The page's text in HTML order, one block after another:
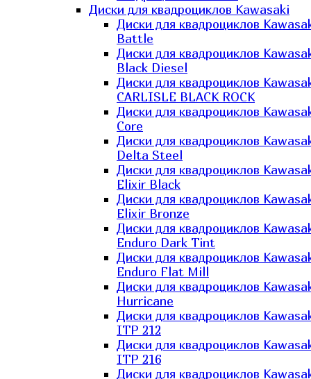
Диски для квадроциклов Kawasaki
Диски для квадроциклов
Battle
Диски для квадроциклов
Black Diesel
Диски для квадроциклов
CARLISLE BLACK ROCK
Диски для квадроциклов
Core
Диски для квадроциклов
Delta Steel
Диски для квадроциклов
Elixir Black
Диски для квадроциклов
Elixir Bronze
Диски для квадроциклов
Enduro Dark Tint
Диски для квадроциклов
Enduro Flat Mill
Диски для квадроциклов
Hurricane
Диски для квадроциклов
ITP 212
Диски для квадроциклов
ITP 216
Диски для квадроциклов